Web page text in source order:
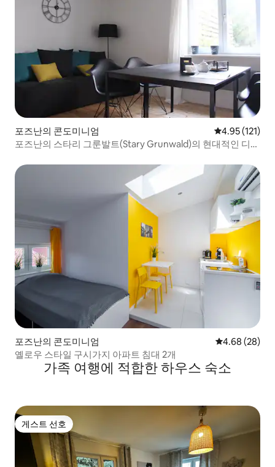
포즈난의 콘도미니엄 평점 4.95점(5
4.95 (121)
포즈난의 스타리 그룬발트(Stary Grunwald)의 현대적인 디자
포즈난의 콘도미니엄 평점 4.68점(5
4.68 (28)
옐로우 스타일 구시가지 아파트 침대 2개
가족 여행에 적합한 하우스 숙소
게스트 선호
게스트 선호